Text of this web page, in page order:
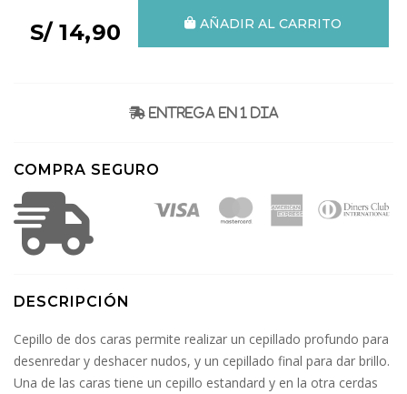
S/ 14,90 AÑADIR AL CARRITO
Entrega en 1 dia
COMPRA SEGURO
DESCRIPCIÓN
Cepillo de dos caras permite realizar un cepillado profundo para
desenredar y deshacer nudos, y un cepillado final para dar brillo.
Una de las caras tiene un cepillo estandard y en la otra cerdas